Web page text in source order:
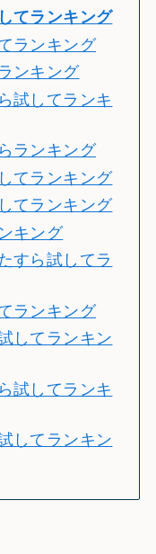
てランキング
ランキング
ンキング
試してランキ
ランキング
てランキング
てランキング
キング
すら試してラ
ランキング
してランキン
試してランキ
してランキン